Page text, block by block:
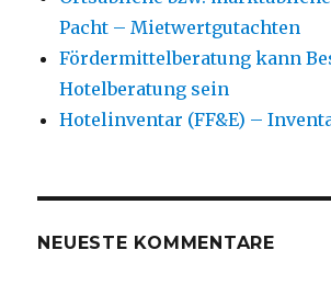
Pacht – Mietwertgutachten
Fördermittelberatung kann
Hotelberatung sein
Hotelinventar (FF&E) –
NEUESTE KOMMENTARE